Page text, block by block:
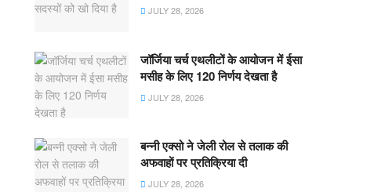
JULY 28, 2026
जॉर्जिया चर्च एथलीटों के आयोजन में ईसा
मसीह के लिए 120 निर्णय देखता है
JULY 28, 2026
बन्नी एक्सो ने जेली रोल से तलाक की
अफवाहों पर प्रतिक्रिया दी
JULY 28, 2026